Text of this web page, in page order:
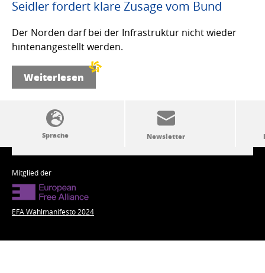
Seidler fordert klare Zusage vom Bund
Der Norden darf bei der Infrastruktur nicht wieder
hintenangestellt werden.
Weiterlesen
SSW-Politik von A bis Z
Mitglied der
EFA Wahlmanifesto 2024